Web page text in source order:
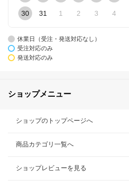
30 31 1 2 3 4
休業日（受注・発送対応なし）
受注対応のみ
発送対応のみ
ショップメニュー
ショップのトップページへ
商品カテゴリ一覧へ
ショップレビューを見る